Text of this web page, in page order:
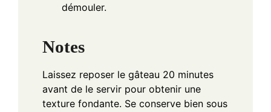
démouler.
Notes
Laissez reposer le gâteau 20 minutes
avant de le servir pour obtenir une
texture fondante. Se conserve bien sous